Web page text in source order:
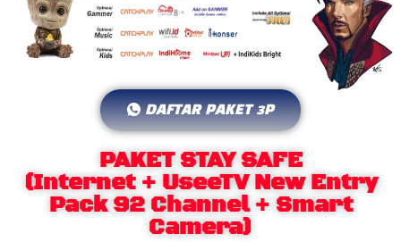
DAFTAR PAKET 3P
PAKET STAY SAFE
(Internet + UseeTV New Entry
Pack 92 Channel + Smart
Camera)